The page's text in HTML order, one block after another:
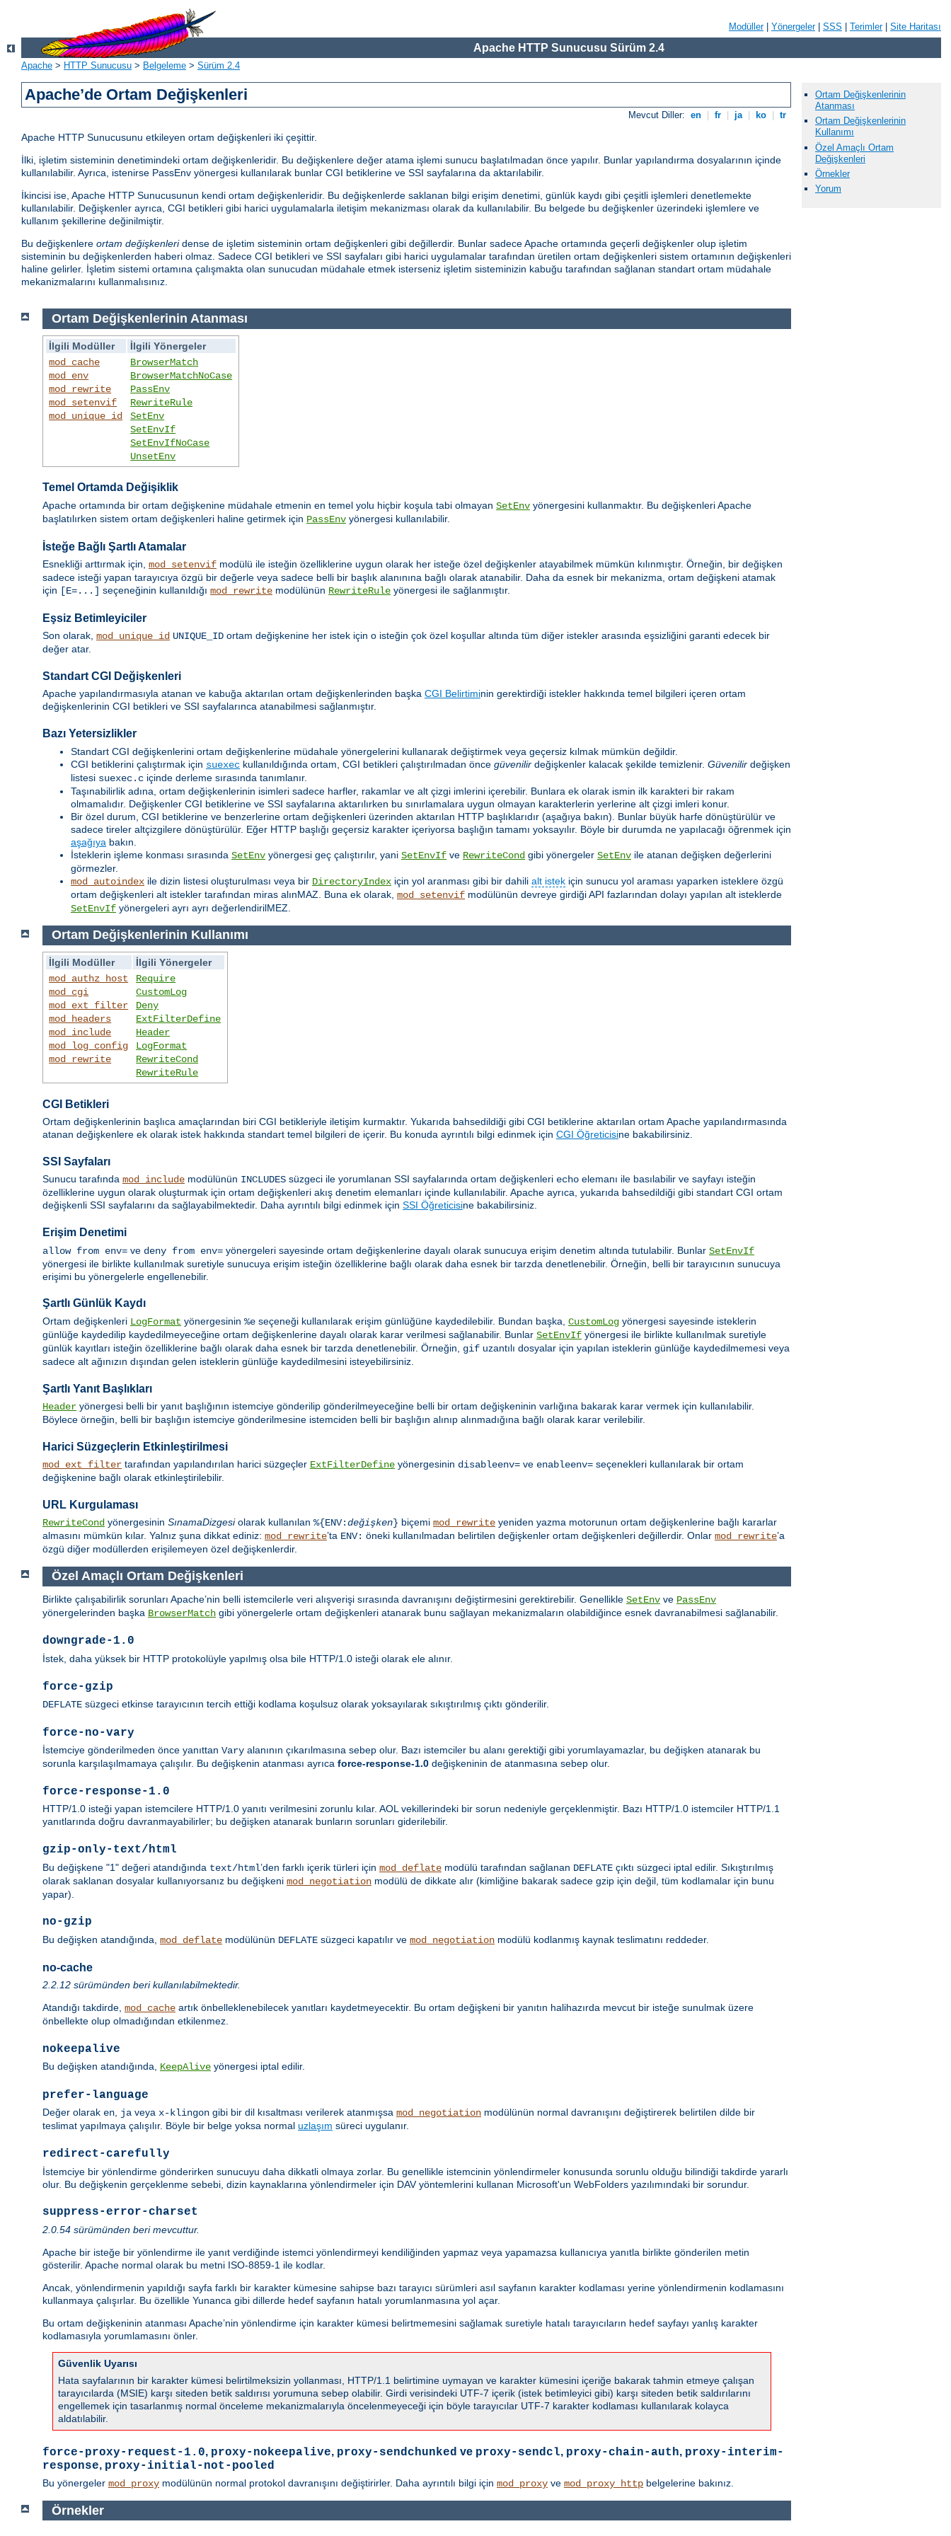
Modüller| Yönergeler| SSS Terimler| Site Haritası
Apache HTTP Sunucusu Sürüm 2.4
Apache > HTTP Sunucusu > Belgeleme > Sürüm 2.4
Apache’de Ortam Değişkenleri
Mevcut Diller: en fr ja ko tr
Apache HTTP Sunucusunu etkileyen ortam değişkenleri iki çeşittir.
İlki, işletim sisteminin denetimindeki ortam değişkenleridir. Bu değişkenlere değer atama işlemi sunucu başlatılmadan önce yapılır. Bunlar yapılandırma dosyalarının içinde
kullanılabilir. Ayrıca, istenirse PassEnv yönergesi kullanılarak bunlar CGI betiklerine ve SSI sayfalarına da aktarılabilir.
İkincisi ise, Apache HTTP Sunucusunun kendi ortam değişkenleridir. Bu değişkenlerde saklanan bilgi erişim denetimi, günlük kaydı gibi çeşitli işlemleri denetlemekte
kullanılabilir. Değişkenler ayrıca, CGI betikleri gibi harici uygulamalarla iletişim mekanizması olarak da kullanılabilir. Bu belgede bu değişkenler üzerindeki işlemlere ve
kullanım şekillerine değinilmiştir.
Bu değişkenlere ortam değişkenleridense de işletim sisteminin ortam değişkenleri gibi değillerdir. Bunlar sadece Apache ortamında geçerli değişkenler olup işletim
sisteminin bu değişkenlerden haberi olmaz. Sadece CGI betikleri ve SSI sayfaları gibi harici uygulamalar tarafından üretilen ortam değişkenleri sistem ortamının değişkenleri
haline gelirler. İşletim sistemi ortamına çalışmakta olan sunucudan müdahale etmek isterseniz işletim sisteminizin kabuğu tarafından sağlanan standart ortam müdahale
mekanizmalarını kullanmalısınız.
Ortam Değişkenlerinin
Atanması
Ortam Değişkenlerinin
Kullanımı
Özel Amaçlı Ortam
Değişkenleri
Örnekler
Yorum
Ortam Değişkenlerinin Atanması
İlgili Modüller
İlgili Yönergeler
mod_cache
mod_env
mod_rewrite
mod_setenvif
mod_unique_id
BrowserMatch
BrowserMatchNoCase
PassEnv
RewriteRule
SetEnv
SetEnvIf
SetEnvIfNoCase
UnsetEnv
Temel Ortamda Değişiklik
Apache ortamında bir ortam değişkenine müdahale etmenin en temel yolu hiçbir koşula tabi olmayan SetEnv yönergesini kullanmaktır. Bu değişkenleri Apache
başlatılırken sistem ortam değişkenleri haline getirmek için PassEnv yönergesi kullanılabilir.
İsteğe Bağlı Şartlı Atamalar
Esnekliği arttırmak için, mod_setenvif modülü ile isteğin özelliklerine uygun olarak her isteğe özel değişkenler atayabilmek mümkün kılınmıştır. Örneğin, bir değişken
sadece isteği yapan tarayıcıya özgü bir değerle veya sadece belli bir başlık alanınına bağlı olarak atanabilir. Daha da esnek bir mekanizma, ortam değişkeni atamak
için [E=...] seçeneğinin kullanıldığı mod_rewrite modülünün RewriteRule yönergesi ile sağlanmıştır.
Eşsiz Betimleyiciler
Son olarak, mod_unique_id UNIQUE_ID ortam değişkenine her istek için o isteğin çok özel koşullar altında tüm diğer istekler arasında eşsizliğini garanti edecek bir
değer atar.
Standart CGI Değişkenleri
Apache yapılandırmasıyla atanan ve kabuğa aktarılan ortam değişkenlerinden başka CGI Belirtiminin gerektirdiği istekler hakkında temel bilgileri içeren ortam
değişkenlerinin CGI betikleri ve SSI sayfalarınca atanabilmesi sağlanmıştır.
Bazı Yetersizlikler
Standart CGI değişkenlerini ortam değişkenlerine müdahale yönergelerini kullanarak değiştirmek veya geçersiz kılmak mümkün değildir.
CGI betiklerini çalıştırmak için suexec kullanıldığında ortam, CGI betikleri çalıştırılmadan önce güvenilir değişkenler kalacak şekilde temizlenir. Güvenilir değişken
listesi suexec.c içinde derleme sırasında tanımlanır.
Taşınabilirlik adına, ortam değişkenlerinin isimleri sadece harfler, rakamlar ve alt çizgi imlerini içerebilir. Bunlara ek olarak ismin ilk karakteri bir rakam
olmamalıdır. Değişkenler CGI betiklerine ve SSI sayfalarına aktarılırken bu sınırlamalara uygun olmayan karakterlerin yerlerine alt çizgi imleri konur.
Bir özel durum, CGI betiklerine ve benzerlerine ortam değişkenleri üzerinden aktarılan HTTP başlıklarıdır (aşağıya bakın). Bunlar büyük harfe dönüştürülür ve
sadece tireler altçizgilere dönüştürülür. Eğer HTTP başlığı geçersiz karakter içeriyorsa başlığın tamamı yoksayılır. Böyle bir durumda ne yapılacağı öğrenmek için
aşağıya bakın.
İsteklerin işleme konması sırasında SetEnv yönergesi geç çalıştırılır, yani SetEnvIf ve RewriteCond gibi yönergeler SetEnv ile atanan değişken değerlerini
görmezler.
mod_autoindex ile dizin listesi oluşturulması veya bir DirectoryIndex için yol aranması gibi bir dahili alt istek için sunucu yol araması yaparken isteklere özgü
ortam değişkenleri alt istekler tarafından miras alınMAZ. Buna ek olarak, mod_setenvif modülünün devreye girdiği API fazlarından dolayı yapılan alt isteklerde
SetEnvIf yönergeleri ayrı ayrı değerlendirilMEZ.
Ortam Değişkenlerinin Kullanımı
İlgili Modüller
İlgili Yönergeler
mod_authz_host
mod_cgi
mod_ext_filter
mod_headers
mod_include
mod_log_config
mod_rewrite
Require
CustomLog
Deny
ExtFilterDefine
Header
LogFormat
RewriteCond
RewriteRule
CGI Betikleri
Ortam değişkenlerinin başlıca amaçlarından biri CGI betikleriyle iletişim kurmaktır. Yukarıda bahsedildiği gibi CGI betiklerine aktarılan ortam Apache yapılandırmasında
atanan değişkenlere ek olarak istek hakkında standart temel bilgileri de içerir. Bu konuda ayrıntılı bilgi edinmek için CGI Öğreticisine bakabilirsiniz.
SSI Sayfaları
Sunucu tarafında mod_include modülünün INCLUDES süzgeci ile yorumlanan SSI sayfalarında ortam değişkenleri echo elemanı ile basılabilir ve sayfayı isteğin
özelliklerine uygun olarak oluşturmak için ortam değişkenleri akış denetim elemanları içinde kullanılabilir. Apache ayrıca, yukarıda bahsedildiği gibi standart CGI ortam
değişkenli SSI sayfalarını da sağlayabilmektedir. Daha ayrıntılı bilgi edinmek için SSI Öğreticisine bakabilirsiniz.
Erişim Denetimi
allow from env= ve deny from env= yönergeleri sayesinde ortam değişkenlerine dayalı olarak sunucuya erişim denetim altında tutulabilir. Bunlar SetEnvIf
yönergesi ile birlikte kullanılmak suretiyle sunucuya erişim isteğin özelliklerine bağlı olarak daha esnek bir tarzda denetlenebilir. Örneğin, belli bir tarayıcının sunucuya
erişimi bu yönergelerle engellenebilir.
Şartlı Günlük Kaydı
Ortam değişkenleri LogFormat yönergesinin %e seçeneği kullanılarak erişim günlüğüne kaydedilebilir. Bundan başka, CustomLog yönergesi sayesinde isteklerin
günlüğe kaydedilip kaydedilmeyeceğine ortam değişkenlerine dayalı olarak karar verilmesi sağlanabilir. Bunlar SetEnvIf yönergesi ile birlikte kullanılmak suretiyle
günlük kayıtları isteğin özelliklerine bağlı olarak daha esnek bir tarzda denetlenebilir. Örneğin, gif uzantılı dosyalar için yapılan isteklerin günlüğe kaydedilmemesi veya
sadece alt ağınızın dışından gelen isteklerin günlüğe kaydedilmesini isteyebilirsiniz.
Şartlı Yanıt Başlıkları
Header yönergesi belli bir yanıt başlığının istemciye gönderilip gönderilmeyeceğine belli bir ortam değişkeninin varlığına bakarak karar vermek için kullanılabilir.
Böylece örneğin, belli bir başlığın istemciye gönderilmesine istemciden belli bir başlığın alınıp alınmadığına bağlı olarak karar verilebilir.
Harici Süzgeçlerin Etkinleştirilmesi
mod_ext_filter tarafından yapılandırılan harici süzgeçler ExtFilterDefine yönergesinin disableenv= ve enableenv= seçenekleri kullanılarak bir ortam
değişkenine bağlı olarak etkinleştirilebilir.
URL Kurgulaması
RewriteCond yönergesinin SınamaDizgesiolarak kullanılan %{ENV:değişken} biçemi mod_rewrite yeniden yazma motorunun ortam değişkenlerine bağlı kararlar
almasını mümkün kılar. Yalnız şuna dikkat ediniz: mod_rewrite’ta ENV: öneki kullanılmadan belirtilen değişkenler ortam değişkenleri değillerdir. Onlar mod_rewrite’a
özgü diğer modüllerden erişilemeyen özel değişkenlerdir.
Özel Amaçlı Ortam Değişkenleri
Birlikte çalışabilirlik sorunları Apache’nin belli istemcilerle veri alışverişi sırasında davranışını değiştirmesini gerektirebilir. Genellikle SetEnv ve PassEnv
yönergelerinden başka BrowserMatch gibi yönergelerle ortam değişkenleri atanarak bunu sağlayan mekanizmaların olabildiğince esnek davranabilmesi sağlanabilir.
downgrade-1.0
İstek, daha yüksek bir HTTP protokolüyle yapılmış olsa bile HTTP/1.0 isteği olarak ele alınır.
force-gzip
DEFLATE süzgeci etkinse tarayıcının tercih ettiği kodlama koşulsuz olarak yoksayılarak sıkıştırılmış çıktı gönderilir.
force-no-vary
İstemciye gönderilmeden önce yanıttan Vary alanının çıkarılmasına sebep olur. Bazı istemciler bu alanı gerektiği gibi yorumlayamazlar, bu değişken atanarak bu
sorunla karşılaşılmamaya çalışılır. Bu değişkenin atanması ayrıca force-response-1.0 değişkeninin de atanmasına sebep olur.
force-response-1.0
HTTP/1.0 isteği yapan istemcilere HTTP/1.0 yanıtı verilmesini zorunlu kılar. AOL vekillerindeki bir sorun nedeniyle gerçeklenmiştir. Bazı HTTP/1.0 istemciler HTTP/1.1
yanıtlarında doğru davranmayabilirler; bu değişken atanarak bunların sorunları giderilebilir.
gzip-only-text/html
Bu değişkene "1" değeri atandığında text/html’den farklı içerik türleri için mod_deflate modülü tarafından sağlanan DEFLATE çıktı süzgeci iptal edilir. Sıkıştırılmış
olarak saklanan dosyalar kullanıyorsanız bu değişkeni mod_negotiation modülü de dikkate alır (kimliğine bakarak sadece gzip için değil, tüm kodlamalar için bunu
yapar).
no-gzip
Bu değişken atandığında, mod_deflate modülünün DEFLATE süzgeci kapatılır ve mod_negotiation modülü kodlanmış kaynak teslimatını reddeder.
no-cache
2.2.12 sürümünden beri kullanılabilmektedir.
Atandığı takdirde, mod_cache artık önbelleklenebilecek yanıtları kaydetmeyecektir. Bu ortam değişkeni bir yanıtın halihazırda mevcut bir isteğe sunulmak üzere
önbellekte olup olmadığından etkilenmez.
nokeepalive
Bu değişken atandığında, KeepAlive yönergesi iptal edilir.
prefer-language
Değer olarak en, ja veya x-klingon gibi bir dil kısaltması verilerek atanmışsa mod_negotiation modülünün normal davranışını değiştirerek belirtilen dilde bir
teslimat yapılmaya çalışılır. Böyle bir belge yoksa normal uzlaşım süreci uygulanır.
redirect-carefully
İstemciye bir yönlendirme gönderirken sunucuyu daha dikkatli olmaya zorlar. Bu genellikle istemcinin yönlendirmeler konusunda sorunlu olduğu bilindiği takdirde yararlı
olur. Bu değişkenin gerçeklenme sebebi, dizin kaynaklarına yönlendirmeler için DAV yöntemlerini kullanan Microsoft'un WebFolders yazılımındaki bir sorundur.
suppress-error-charset
2.0.54 sürümünden beri mevcuttur.
Apache bir isteğe bir yönlendirme ile yanıt verdiğinde istemci yönlendirmeyi kendiliğinden yapmaz veya yapamazsa kullanıcıya yanıtla birlikte gönderilen metin
gösterilir. Apache normal olarak bu metni ISO-8859-1 ile kodlar.
Ancak, yönlendirmenin yapıldığı sayfa farklı bir karakter kümesine sahipse bazı tarayıcı sürümleri asıl sayfanın karakter kodlaması yerine yönlendirmenin kodlamasını
kullanmaya çalışırlar. Bu özellikle Yunanca gibi dillerde hedef sayfanın hatalı yorumlanmasına yol açar.
Bu ortam değişkeninin atanması Apache’nin yönlendirme için karakter kümesi belirtmemesini sağlamak suretiyle hatalı tarayıcıların hedef sayfayı yanlış karakter
kodlamasıyla yorumlamasını önler.
Güvenlik Uyarısı
Hata sayfalarının bir karakter kümesi belirtilmeksizin yollanması, HTTP/1.1 belirtimine uymayan ve karakter kümesini içeriğe bakarak tahmin etmeye çalışan
tarayıcılarda (MSIE) karşı siteden betik saldırısı yorumuna sebep olabilir. Girdi verisindeki UTF-7 içerik (istek betimleyici gibi) karşı siteden betik saldırılarını
engellemek için tasarlanmış normal önceleme mekanizmalarıyla öncelenmeyeceği için böyle tarayıcılar UTF-7 karakter kodlaması kullanılarak kolayca
aldatılabilir.
force-proxy-request-1.0, proxy-nokeepalive, proxy-sendchunked ve proxy-sendcl, proxy-chain-auth, proxy-interim-
response, proxy-initial-not-pooled
Bu yönergeler mod_proxy modülünün normal protokol davranışını değiştirirler. Daha ayrıntılı bilgi için mod_proxy ve mod_proxy_http belgelerine bakınız.
Örnekler